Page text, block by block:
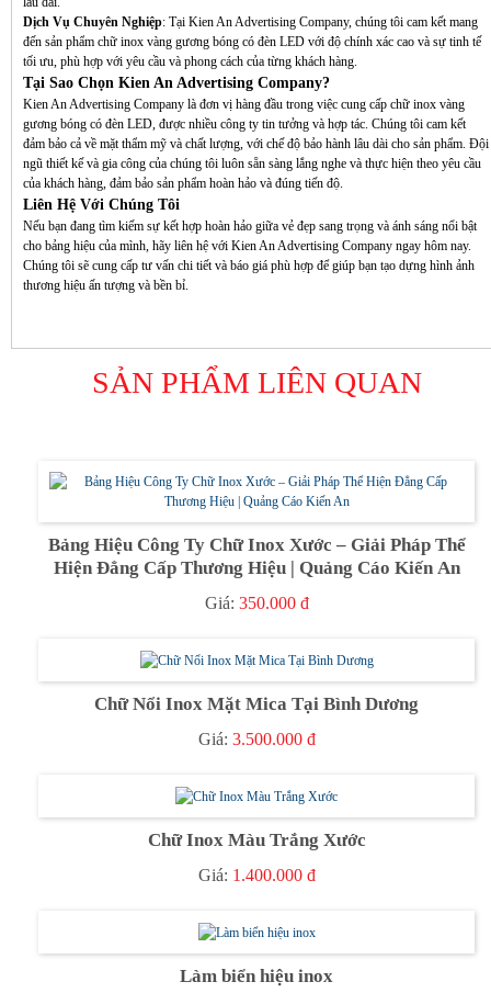
Dịch Vụ Chuyên Nghiệp: Tại Kien An Advertising Company, chúng tôi cam kết mang
đến sản phẩm chữ inox vàng gương bóng có đèn LED với độ chính xác cao và sự tinh tế
tối ưu, phù hợp với yêu cầu và phong cách của từng khách hàng.
Tại Sao Chọn Kien An Advertising Company?
Kien An Advertising Company là đơn vị hàng đầu trong việc cung cấp chữ inox vàng
gương bóng có đèn LED, được nhiều công ty tin tưởng và hợp tác. Chúng tôi cam kết
đảm bảo cả về mặt thẩm mỹ và chất lượng, với chế độ bảo hành lâu dài cho sản phẩm. Đội
ngũ thiết kế và gia công của chúng tôi luôn sẵn sàng lắng nghe và thực hiện theo yêu cầu
của khách hàng, đảm bảo sản phẩm hoàn hảo và đúng tiến độ.
Liên Hệ Với Chúng Tôi
Nếu bạn đang tìm kiếm sự kết hợp hoàn hảo giữa vẻ đẹp sang trọng và ánh sáng nổi bật
cho bảng hiệu của mình, hãy liên hệ với Kien An Advertising Company ngay hôm nay.
Chúng tôi sẽ cung cấp tư vấn chi tiết và báo giá phù hợp để giúp bạn tạo dựng hình ảnh
thương hiệu ấn tượng và bền bỉ.
SẢN PHẨM LIÊN QUAN
Bảng Hiệu Công Ty Chữ Inox Xước – Giải Pháp Thể
Hiện Đẳng Cấp Thương Hiệu | Quảng Cáo Kiến An
Giá: 350.000 đ
Chữ Nổi Inox Mặt Mica Tại Bình Dương
Giá: 3.500.000 đ
Chữ Inox Màu Trắng Xước
Giá: 1.400.000 đ
Làm biển hiệu inox